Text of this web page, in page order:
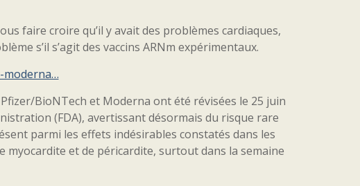
faire croire qu’il y avait des problèmes cardiaques,
s’il s’agit des vaccins ARNm expérimentaux.
moderna…
BioNTech et Moderna ont été révisées le 25 juin
(FDA), avertissant désormais du risque rare
parmi les effets indésirables constatés dans les
myocardite et de péricardite, surtout dans la semaine